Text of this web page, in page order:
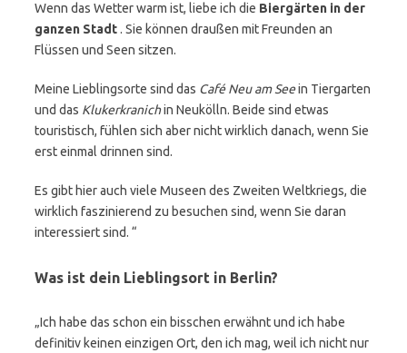
Wenn das Wetter warm ist, liebe ich die Biergärten in der
ganzen Stadt. Sie können draußen mit Freunden an
Flüssen und Seen sitzen.
Meine Lieblingsorte sind das Café Neu am Seein Tiergarten
und das Klukerkranichin Neukölln. Beide sind etwas
touristisch, fühlen sich aber nicht wirklich danach, wenn Sie
erst einmal drinnen sind.
Es gibt hier auch viele Museen des Zweiten Weltkriegs, die
wirklich faszinierend zu besuchen sind, wenn Sie daran
interessiert sind. “
Was ist dein Lieblingsort in Berlin?
„Ich habe das schon ein bisschen erwähnt und ich habe
definitiv keinen einzigen Ort, den ich mag, weil ich nicht nur